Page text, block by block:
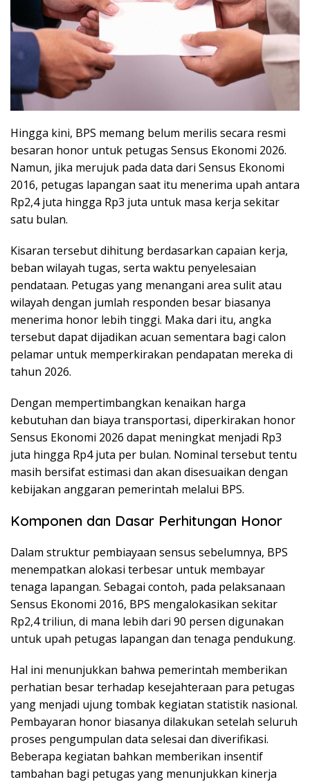
Hingga kini, BPS memang belum merilis secara resmi
besaran honor untuk petugas Sensus Ekonomi 2026.
Namun, jika merujuk pada data dari Sensus Ekonomi
2016, petugas lapangan saat itu menerima upah antara
Rp2,4 juta hingga Rp3 juta untuk masa kerja sekitar
satu bulan.
Kisaran tersebut dihitung berdasarkan capaian kerja,
beban wilayah tugas, serta waktu penyelesaian
pendataan. Petugas yang menangani area sulit atau
wilayah dengan jumlah responden besar biasanya
menerima honor lebih tinggi. Maka dari itu, angka
tersebut dapat dijadikan acuan sementara bagi calon
pelamar untuk memperkirakan pendapatan mereka di
tahun 2026.
Dengan mempertimbangkan kenaikan harga
kebutuhan dan biaya transportasi, diperkirakan honor
Sensus Ekonomi 2026 dapat meningkat menjadi Rp3
juta hingga Rp4 juta per bulan. Nominal tersebut tentu
masih bersifat estimasi dan akan disesuaikan dengan
kebijakan anggaran pemerintah melalui BPS.
Komponen dan Dasar Perhitungan Honor
Dalam struktur pembiayaan sensus sebelumnya, BPS
menempatkan alokasi terbesar untuk membayar
tenaga lapangan. Sebagai contoh, pada pelaksanaan
Sensus Ekonomi 2016, BPS mengalokasikan sekitar
Rp2,4 triliun, di mana lebih dari 90 persen digunakan
untuk upah petugas lapangan dan tenaga pendukung.
Hal ini menunjukkan bahwa pemerintah memberikan
perhatian besar terhadap kesejahteraan para petugas
yang menjadi ujung tombak kegiatan statistik nasional.
Pembayaran honor biasanya dilakukan setelah seluruh
proses pengumpulan data selesai dan diverifikasi.
Beberapa kegiatan bahkan memberikan insentif
tambahan bagi petugas yang menunjukkan kinerja